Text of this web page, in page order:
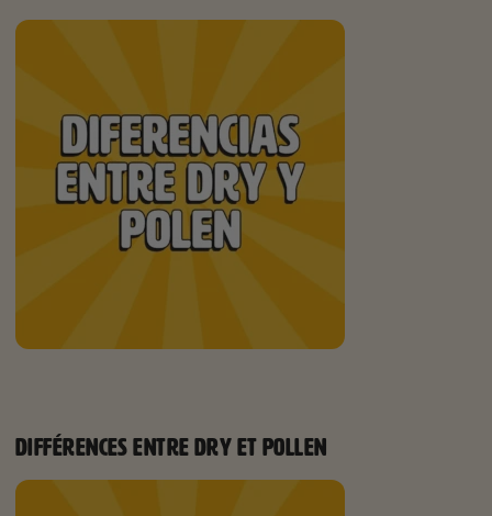
DIFFÉRENCES ENTRE DRY ET POLLEN